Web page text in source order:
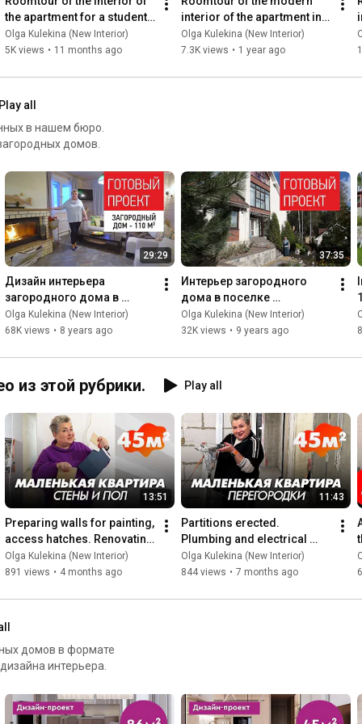
Yevgeny Zaremba, "Weekend Event"
Alexander Perminov. "Muza"
- - -
Zen:
Rutube: https://rutube.ru/channel/23834702/
St. Petersburg, Podrezova St., Bldg. 5
+7 (812) 335-20-17
Advertising and cooperation: pr@new-in.ru
- - -
#roomtour#interior #interiordesign
the apartment for a student.
Review of the neoclassical
interior in t...
Olga Kulekina (New Interior)
5K views • 11 months ago
interior of the apartment in
the residential complex
Dom na Vasilievsky Is...
Olga Kulekina (New Interior)
7.3K views • 1 year ago
Play all
в нашем бюро.
домов.
29:29
Дизайн интерьера
загородного дома в
Ленинградской области.
Обзор готового интерьера.
Olga Kulekina (New Interior)
68K views • 8 years ago
37:35
Интерьер загородного
дома в поселке
«Лукоморье» - 350 кв.м..
Интерьер коттеджа.
Olga Kulekina (New Interior)
32K views • 9 years ago
из этой рубрики. Play all
13:51
Preparing walls for painting,
access hatches. Renovating
a small apartment. Galaxy
residential co...
Olga Kulekina (New Interior)
891 views • 4 months ago
11:43
Partitions erected.
Plumbing and electrical
work. Renovating a small
apartment. Galaxy
Olga Kulekina (New Interior)
844 views • 7 months ago
домов в формате
интерьера.